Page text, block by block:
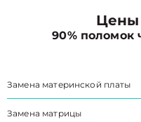
Цены
90% поломок
Замена материнской платы
Замена матрицы